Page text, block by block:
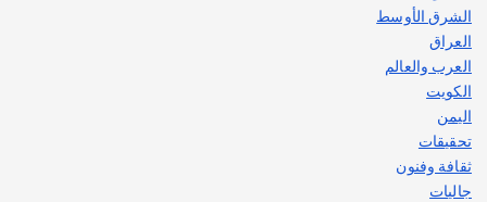
الشرق الأوسط
العراق
العرب والعالم
الكويت
اليمن
تحقيقات
ثقافة وفنون
جاليات